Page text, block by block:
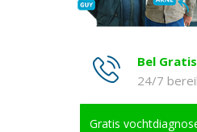
Bel
24/7
Gratis